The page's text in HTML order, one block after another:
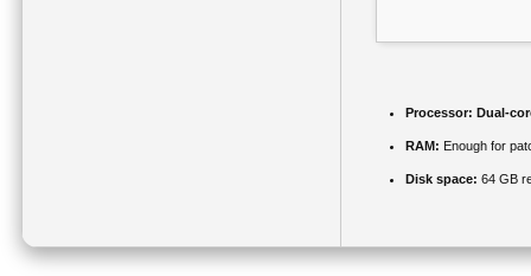
Processor: Dual-
RAM: Enough for
Disk space: 64 GB